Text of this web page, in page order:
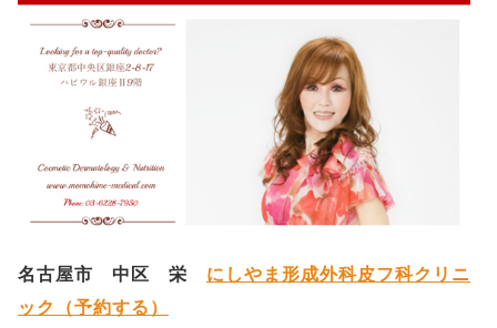
名古屋市 中区 栄 にしやま形成外科皮フ科クリニ
ック（予約する）